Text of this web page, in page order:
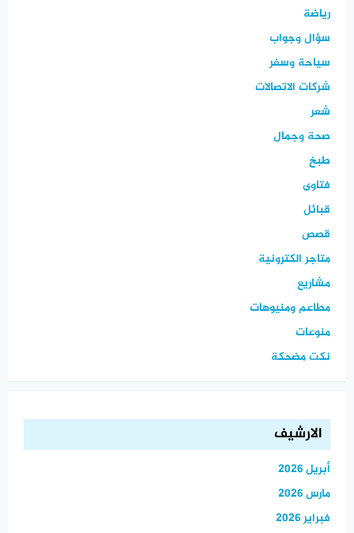
رياضة
سؤال وجواب
سياحة وسفر
شركات الاتصالات
شعر
صحة وجمال
طبخ
فتاوى
قبائل
قصص
متاجر الكترونية
مشاريع
مطاعم ومنيوهات
منوعات
نكت مضحكة
الارشيف
أبريل 2026
مارس 2026
فبراير 2026